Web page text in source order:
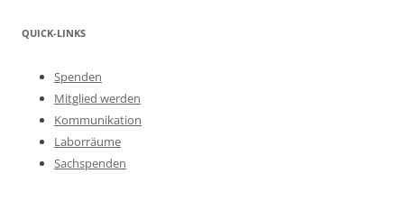
QUICK-LINKS
Spenden
Mitglied werden
Kommunikation
Laborräume
Sachspenden